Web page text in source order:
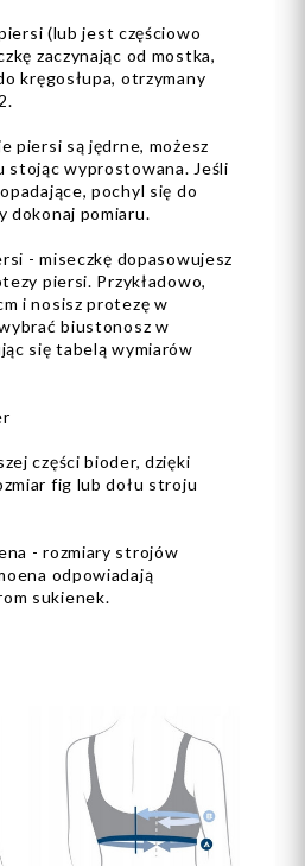
(lub jest częściowo
zaczynając od mostka,
kręgosłupa, otrzymany
piersi są jędrne, możesz
stojąc wyprostowana. Jeśli
pochyl się do
dokonaj pomiaru.
- miseczkę dopasowujesz
piersi. Przykładowo,
i nosisz protezę w
biustonosz w
się tabelą wymiarów
części bioder, dzięki
fig lub dołu stroju
- rozmiary strojów
odpowiadają
sukienek.